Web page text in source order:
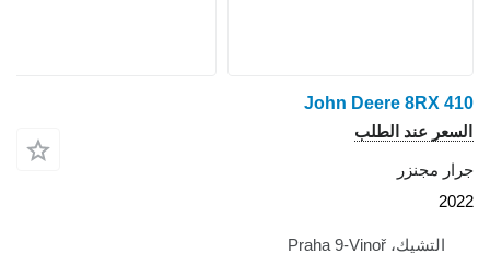
John Deere 8RX 410
السعر عند الطلب
جرار مجنزر
2022
التشيك، Praha 9-Vinoř